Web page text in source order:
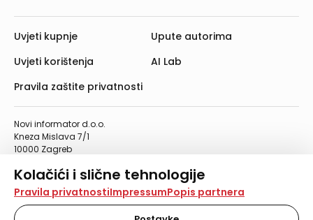
Kolačići i slične tehnologije
Na našoj web stranici koristimo kolačiće i slične
tehnologije za pohranu, čitanje i obradu informacija na
vašem uređaju. Time poboljšavamo korisničko iskustvo,
Pravila privatnostiImpressumPopis partnera
Novi informator d.o.o.
Kneza Mislava 7/1
10000 Zagreb
Telefaks: 01/4612-553
info@informator.hr
Uvjeti kupnje
Uvjeti korištenja
Pravila zaštite privatnosti
Upute autorima
AI Lab